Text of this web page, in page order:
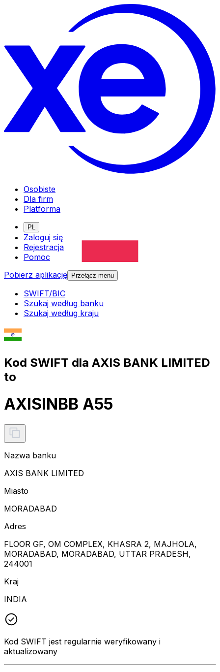
Osobiste
Dla firm
Platforma
PL
Zaloguj się
Rejestracja
Pomoc
Pobierz aplikację
Przełącz menu
SWIFT/BIC
Szukaj według banku
Szukaj według kraju
Kod SWIFT dla AXIS BANK LIMITED
to
AXISINBB A55
Nazwa banku
AXIS BANK LIMITED
Miasto
MORADABAD
Adres
FLOOR GF, OM COMPLEX, KHASRA 2, MAJHOLA,
MORADABAD, MORADABAD, UTTAR PRADESH,
244001
Kraj
INDIA
Kod SWIFT jest regularnie weryfikowany i
aktualizowany